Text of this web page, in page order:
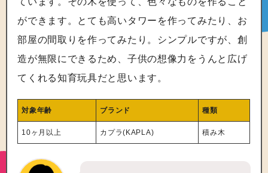
ができます。とても高いタワーを作ってみたり、お
部屋の間取りを作ってみたり。シンプルですが、創
造が無限にできるため、子供の想像力をうんと広げ
てくれる知育玩具だと思います。
対象年齢 ブランド 種類
10ヶ月以上 カプラ(KAPLA) 積み木